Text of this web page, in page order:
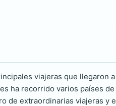
viajeras que llegaron
ha recorrido varios países
de extraordinarias viajeras y